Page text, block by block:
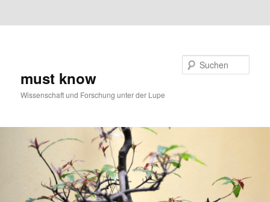
Inhalt
must know
Wissenschaft und Forschung unter der Lupe